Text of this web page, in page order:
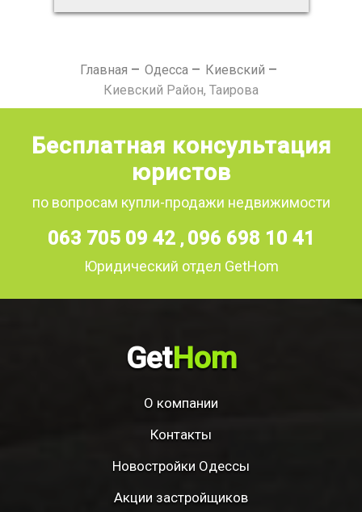
Главная Одесса
Киевский
Киевский Район, Таирова
Бесплатная консультация
юристов
по вопросам купли-продажи недвижимости
063 705 09 42 , 096 698 10 41
Юридический отдел GetHom
GetHom
О компании
Контакты
Новостройки Одессы
Акции застройщиков